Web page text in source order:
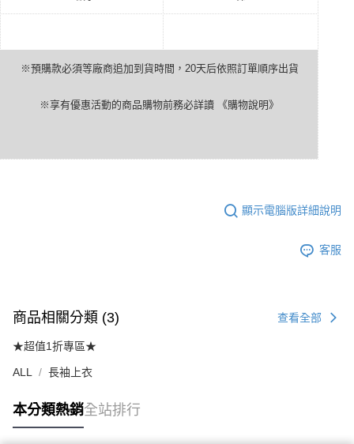
※預購款必須等廠商追加到貨時間， 20天后依照訂單順序出貨
※享有優惠活動的商品購物前務必詳讀 《購物說明》
顯示電腦版詳細說明
客服
商品相關分類 (3) 查看全部
★超值1折專區★
ALL 長袖上衣
本分類熱銷全站排行